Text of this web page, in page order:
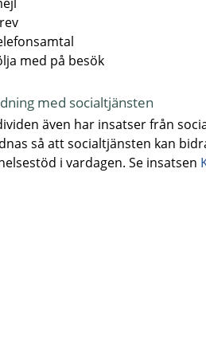
med på besök
med socialtjänsten
även har insatser från
så att socialtjänsten kan
i vardagen. Se insatsen